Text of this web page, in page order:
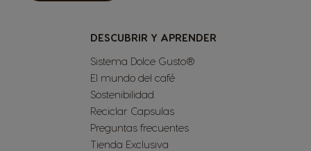
DESCUBRIR Y APRENDER
Sistema Dolce Gusto®
El mundo del café
Sostenibilidad
Reciclar Capsulas
Preguntas frecuentes
Tienda Exclusiva